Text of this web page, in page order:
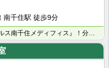
南千住駅 徒歩9分